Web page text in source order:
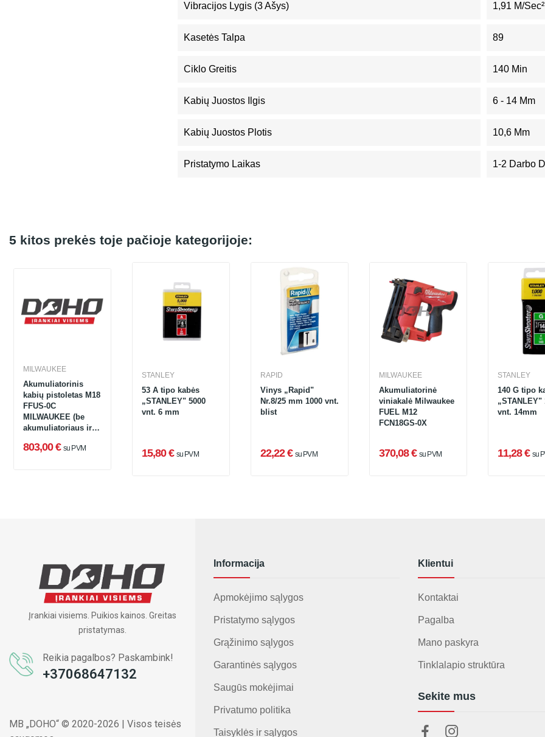
Vibracijos Lygis (3 Ašys) 1,91 M/sec²
Kasetės Talpa 89
Ciklo Greitis 140 Min
Kabių Juostos Ilgis 6 - 14 Mm
Kabių Juostos Plotis 10,6 Mm
Pristatymo Laikas 1-2 Darbo
5 kitos prekės toje pačioje kategorijoje:
MILWAUKEE
Akumuliatorinis
kabių pistoletas M18
FFUS-0C
MILWAUKEE (be
akumuliatoriaus ir
803,00 € su PVM
STANLEY
53 A tipo kabės
„STANLEY" 5000
vnt. 6 mm
15,80 € su PVM
RAPID
Vinys „Rapid"
Nr.8/25 mm 1000 vnt.
blist
22,22 € su PVM
MILWAUKEE
Akumuliatorinė
viniakalė Milwaukee
FUEL M12
FCN18GS-0X
370,08 € su PVM
STANLEY
140 G tipo
„STANLEY"
vnt. 14mm
11,28 € su
Įrankiai visiems. Puikios kainos. Greitas
pristatymas.
Reikia pagalbos? Paskambink!
+37068647132
MB „DOHO“ © 2020-2026 | Visos teisės
Informacija
Apmokėjimo sąlygos
Pristatymo sąlygos
Grąžinimo sąlygos
Garantinės sąlygos
Saugūs mokėjimai
Privatumo politika
Taisyklės ir sąlygos
Klientui
Kontaktai
Pagalba
Mano paskyra
Tinklalapio struktūra
Sekite mus